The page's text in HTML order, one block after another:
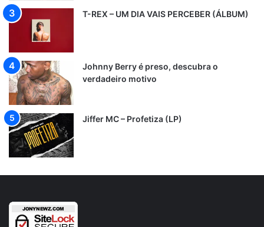
T-REX – UM DIA VAIS PERCEBER (ÁLBUM)
Johnny Berry é preso, descubra o
verdadeiro motivo
Jiffer MC – Profetiza (LP)